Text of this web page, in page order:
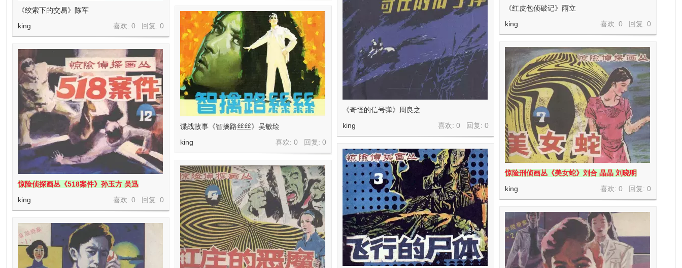
《红皮包侦破记》雨立
喜欢: 0 回复:0
king
《绞索下的交易》陈军
喜欢: 0 回复:0
king
《奇怪的信号弹》周良之
喜欢: 0 回复:0
king
谍战故事《智擒路丝丝》吴敏绘
喜欢: 0 回复:0
king
惊险刑侦画丛《美女蛇》刘合 晶晶 刘晓明
喜欢: 0 回复:0
king
惊险侦探画丛《518案件》孙玉方 吴迅
喜欢: 0 回复:0
king